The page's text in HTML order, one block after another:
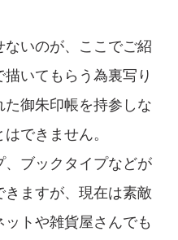
いのが、ここでご紹
描いてもらう為裏写り
御朱印帳を持参しな
できません。
ブックタイプなどが
ますが、現在は素敵
トや雑貨屋さんでも